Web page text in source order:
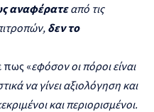
αναφέρατεαπό τις
δεν το
πως «εφόσον οι πόροι είναι
να γίνει αξιολόγηση και
και περιορισμένοι.